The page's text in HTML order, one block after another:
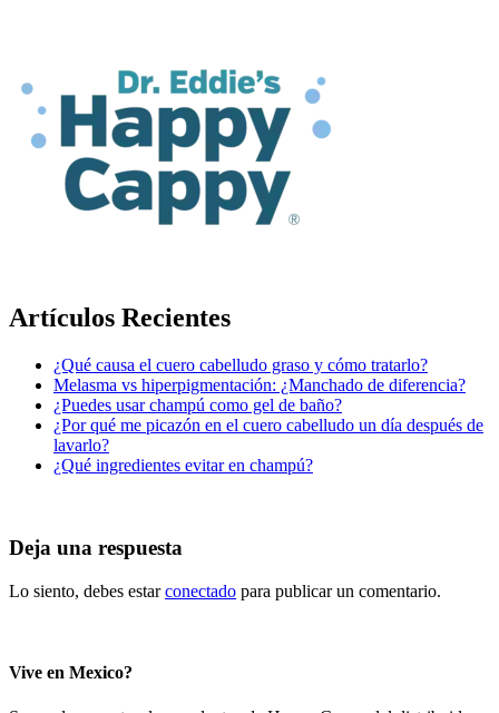
Artículos Recientes
¿Qué causa el cuero cabelludo graso y cómo tratarlo?
Melasma vs hiperpigmentación: ¿Manchado de diferencia?
¿Puedes usar champú como gel de baño?
¿Por qué me picazón en el cuero cabelludo un día después de
lavarlo?
¿Qué ingredientes evitar en champú?
Deja una respuesta
Lo siento, debes estarconectado para publicar un comentario.
Vive en Mexico?